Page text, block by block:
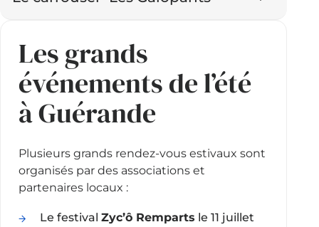
Les grands
événements de l’été
à Guérande
Plusieurs grands rendez-vous estivaux sont
organisés par des associations et
partenaires locaux :
Le festival Zyc’ô Remparts le 11 juillet